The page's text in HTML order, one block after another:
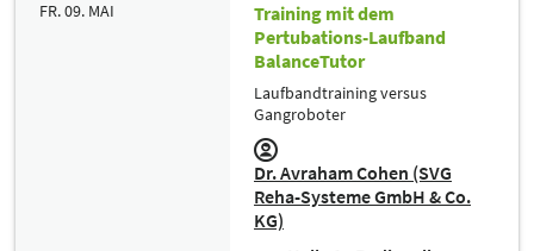
FR. 09. MAI
Training mit dem
Pertubations-Laufband
BalanceTutor
Laufbandtraining versus
Gangroboter
Dr. Avraham Cohen (SVG
Reha-Systeme GmbH & Co.
KG)